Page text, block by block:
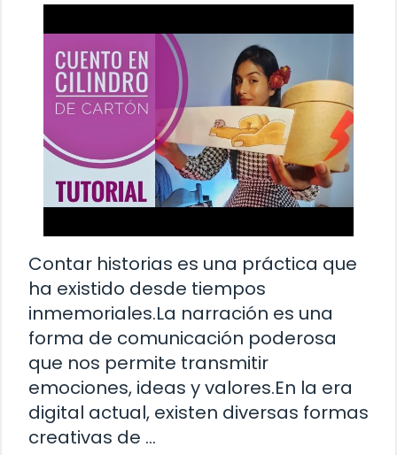
Contar historias es una práctica que
ha existido desde tiempos
inmemoriales.La narración es una
forma de comunicación poderosa
que nos permite transmitir
emociones, ideas y valores.En la era
digital actual, existen diversas formas
creativas de …